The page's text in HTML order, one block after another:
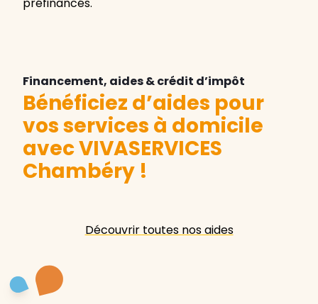
préfinancés.
Financement, aides & crédit d’impôt
Bénéficiez d’aides pour
vos services à domicile
avec VIVASERVICES
Chambéry !
Découvrir toutes nos aides